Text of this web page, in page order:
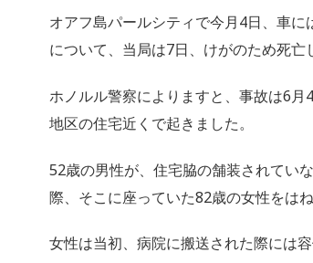
オアフ島パールシティで今月4日、車
について、当局は7日、けがのため死亡
ホノルル警察によりますと、事故は6
地区の住宅近くで起きました。
52歳の男性が、住宅脇の舗装されてい
際、そこに座っていた82歳の女性をは
女性は当初、病院に搬送された際には